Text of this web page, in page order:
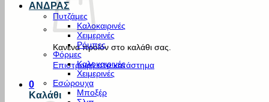
Κανένα προϊόν στο καλάθι σας.
Επιστροφή στο κατάστημα
0
Καλάθι
ΑΝΔΡΑΣ
Πυτζάμες
Καλοκαιρινές
Χειμερινές
Ρόμπες
Φόρμες
Καλοκαιρινές
Χειμερινές
Εσώρουχα
Μποξέρ